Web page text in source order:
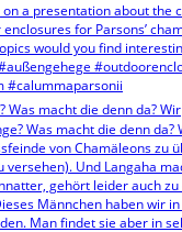
macht die denn da? Wir